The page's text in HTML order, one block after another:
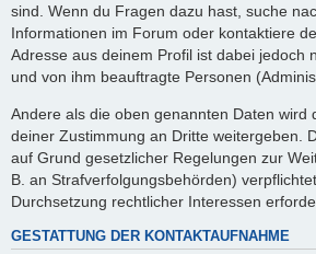
sind. Wenn du Fragen dazu hast, suche
Informationen im Forum oder kontaktiere
Adresse aus deinem Profil ist dabei jedoch
und von ihm beauftragte Personen
Andere als die oben genannten Daten wird
deiner Zustimmung an Dritte weitergeben.
auf Grund gesetzlicher Regelungen zur
B. an Strafverfolgungsbehörden)
Durchsetzung rechtlicher Interessen
GESTATTUNG DER KONTAKTAUFNAHME